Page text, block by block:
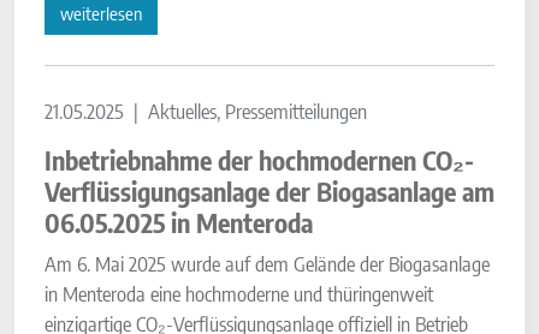
weiterlesen
21.05.2025 Aktuelles, Pressemitteilungen
Inbetriebnahme der hochmodernen CO₂-
Verflüssigungsanlage der Biogasanlage am
06.05.2025 in Menteroda
Am 6. Mai 2025 wurde auf dem Gelände der Biogasanlage
in Menteroda eine hochmoderne und thüringenweit
einzigartige CO₂-Verflüssigungsanlage offiziell in Betrieb